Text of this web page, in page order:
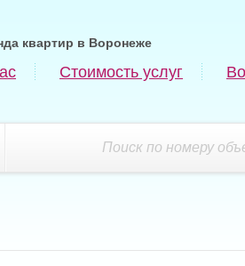
квартир в Воронеже
Стоимость услуг
Поиск по номеру